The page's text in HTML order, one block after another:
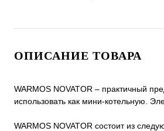
ОПИСАНИЕ ТОВАРА
WARMOS NOVATOR – практичный
использовать как мини-котельную.
WARMOS NOVATOR состоит из